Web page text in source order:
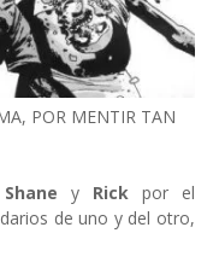
POR MENTIR TAN
Shane y Rick por el
de uno y del otro,